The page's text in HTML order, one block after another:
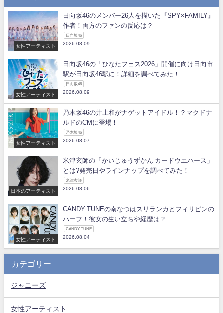
女性アーティスト
日向坂46のメンバー26人を描いた『SPY×FAMILY』
作者！両方のファンの反応は？
日向坂46
2026.08.09
女性アーティスト
日向坂46の「ひなたフェス2026」開催に向け日向市
駅が日向坂46駅に！詳細を調べてみた！
日向坂46
2026.08.09
女性アーティスト
乃木坂46の井上和がナゲットアイドル！？マクドナ
ルドのCMに登場！
乃木坂46
2026.08.07
日本のアーティスト
米津玄師の「かいじゅうずかん カードウエハース」
とは?発売日やラインナップを調べてみた！
米津玄師
2026.08.06
女性アーティスト
CANDY TUNEの南なつはスリランカとフィリピンの
ハーフ！彼女の生い立ちや経歴は？
CANDY TUNE
2026.08.04
カテゴリー
ジャニーズ
女性アーティスト